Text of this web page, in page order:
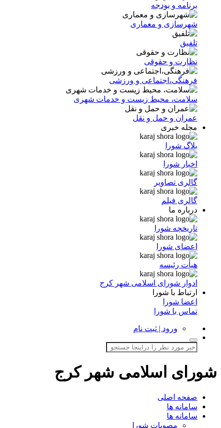
برنامه و بودجه
شهرسازی و معماری
تلفیق
نظارت و حقوقی
فرهنگی،اجتماعی و ورزشی
سلامت، محیط زیست و خدمات شهری
عمران و حمل و نقل
مجله خبری
بلاگ شورا
اخبار شورا
گالری تصاویر
گالری فیلم
درباره ما
تاریخچه شورا
اعضای شورا
هیأت رئیسه
ادوار شورای اسلامی شهر کرج
ارتباط با شورا
اعضا شورا
تماس با شورا
ورود | ثبت نام
شورای اسلامی شهر کرج
صفحه اصلی
سامانه ها
سامانه ها
مصوبات شورا